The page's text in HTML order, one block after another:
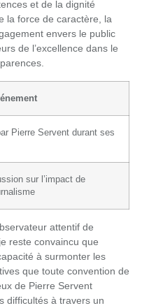
et de la dignité
la force de caractère, la
envers le public
de l’excellence dans le
Pierre Servent durant ses
sur l’impact de
attentif de
reste convaincu que
à surmonter les
que toute convention de
de Pierre Servent
difficultés à travers un